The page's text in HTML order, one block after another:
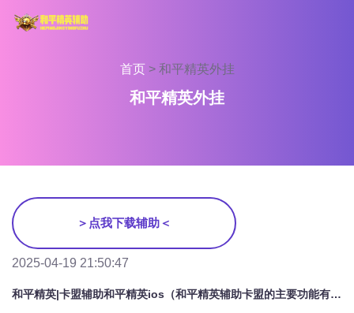
首页 > 和平精英外挂
和平精英外挂
＞点我下载辅助＜
2025-04-19 21:50:47
和平精英|卡盟辅助和平精英ios（和平精英辅助卡盟的主要功能有哪些？）